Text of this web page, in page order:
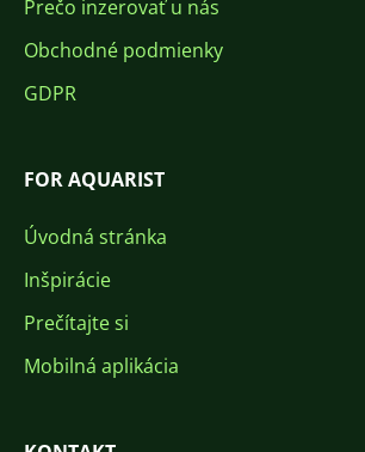
Prečo inzerovať u nás
Obchodné podmienky
GDPR
FOR AQUARIST
Úvodná stránka
Inšpirácie
Prečítajte si
Mobilná aplikácia